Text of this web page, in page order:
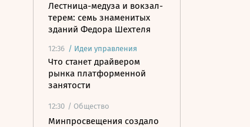
Лестница-медуза и вокзал-
терем: семь знаменитых
зданий Федора Шехтеля
12:36 / Идеи управления
Что станет драйвером
рынка платформенной
занятости
12:30 / Общество
Минпросвещения создало